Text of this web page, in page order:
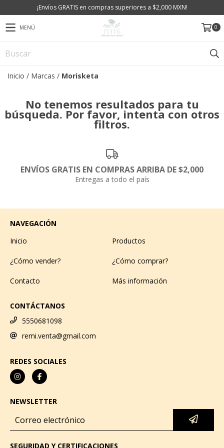
¡Envíos GRATIS en compras superiores a $2,000 MXN!
MENÚ 0
Inicio / Marcas / Morisketa
No tenemos resultados para tu
búsqueda. Por favor, intenta con otros
filtros.
ENVÍOS GRATIS EN COMPRAS ARRIBA DE $2,000
Entregas a todo el país
NAVEGACIÓN
Inicio
Productos
¿Cómo vender? ¿Cómo comprar?
Contacto Más información
CONTÁCTANOS
5550681098
remi.venta@gmail.com
REDES SOCIALES
NEWSLETTER
SEGURIDAD Y CERTIFICACIONES